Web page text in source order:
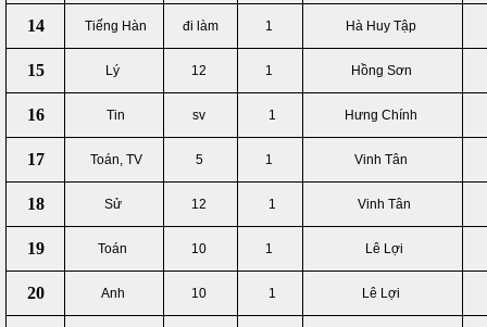
14 Tiếng Hàn đi làm 1 Hà Huy Tập
15 Lý 12 1 Hồng Sơn
16 Tin sv 1 Hưng Chính
17 Toán, TV 5 1 Vinh Tân
18 Sử 12 1 Vinh Tân
19 Toán 10 1 Lê Lợi
20 Anh 10 1 Lê Lợi